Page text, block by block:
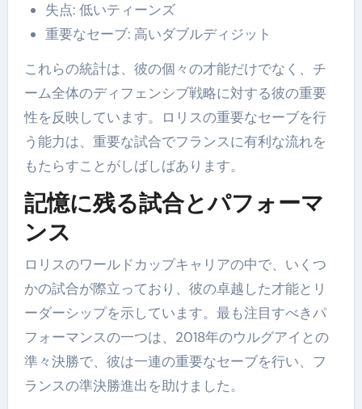
失点: 低いティーンズ
重要なセーブ: 高いダブルディジット
これらの統計は、彼の個々の才能だけでなく、チ
ーム全体のディフェンシブ戦略に対する彼の重要
性を反映しています。ロリスの重要なセーブを行
う能力は、重要な試合でフランスに有利な流れを
もたらすことがしばしばあります。
記憶に残る試合とパフォーマ
ンス
ロリスのワールドカップキャリアの中で、いくつ
かの試合が際立っており、彼の卓越した才能とリ
ーダーシップを示しています。最も注目すべきパ
フォーマンスの一つは、2018年のウルグアイとの
準々決勝で、彼は一連の重要なセーブを行い、フ
ランスの準決勝進出を助けました。